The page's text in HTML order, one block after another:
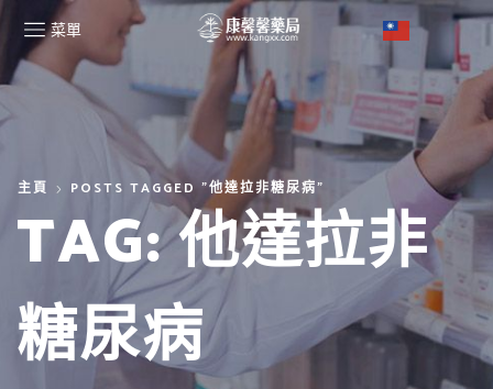
菜單
主頁 POSTS TAGGED "他達拉非糖尿病"
TAG: 他達拉非
糖尿病